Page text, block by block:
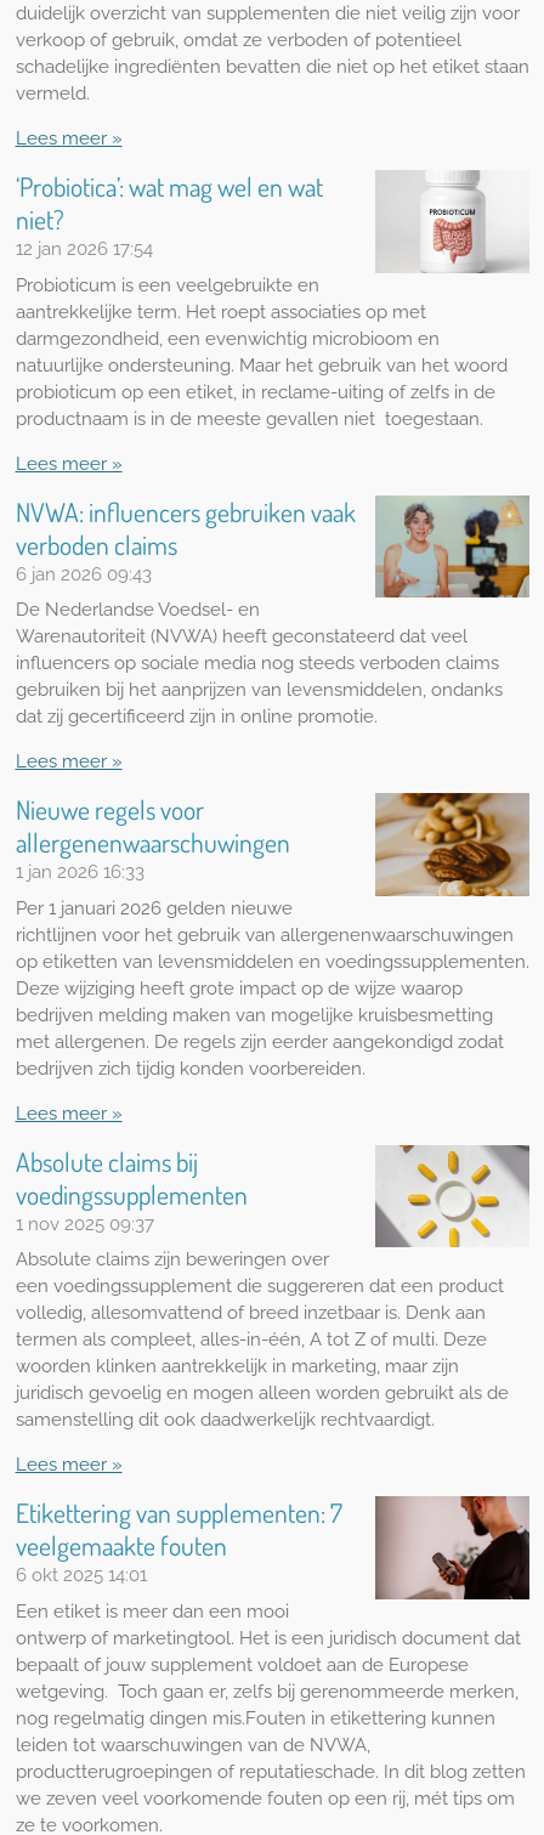
duidelijk overzicht van supplementen die niet veilig zijn voor
verkoop of gebruik, omdat ze verboden of potentieel
schadelijke ingrediënten bevatten die niet op het etiket staan
vermeld.
Lees meer »
‘Probiotica’: wat mag wel en wat
niet?
12 jan 2026 17:54
Probioticum is een veelgebruikte en
aantrekkelijke term. Het roept associaties op met
darmgezondheid, een evenwichtig microbioom en
natuurlijke ondersteuning. Maar het gebruik van het woord
probioticum op een etiket, in reclame-uiting of zelfs in de
productnaam is in de meeste gevallen niet toegestaan.
Lees meer »
NVWA: influencers gebruiken vaak
verboden claims
6 jan 2026 09:43
De Nederlandse Voedsel- en
Warenautoriteit (NVWA) heeft geconstateerd dat veel
influencers op sociale media nog steeds verboden claims
gebruiken bij het aanprijzen van levensmiddelen, ondanks
dat zij gecertificeerd zijn in online promotie.
Lees meer »
Nieuwe regels voor
allergenenwaarschuwingen
1 jan 2026 16:33
Per 1 januari 2026 gelden nieuwe
richtlijnen voor het gebruik van allergenenwaarschuwingen
op etiketten van levensmiddelen en voedingssupplementen.
Deze wijziging heeft grote impact op de wijze waarop
bedrijven melding maken van mogelijke kruisbesmetting
met allergenen. De regels zijn eerder aangekondigd zodat
bedrijven zich tijdig konden voorbereiden.
Lees meer »
Absolute claims bij
voedingssupplementen
1 nov 2025 09:37
Absolute claims zijn beweringen over
een voedingssupplement die suggereren dat een product
volledig, allesomvattend of breed inzetbaar is. Denk aan
termen als compleet, alles-in-één, A tot Z of multi. Deze
woorden klinken aantrekkelijk in marketing, maar zijn
juridisch gevoelig en mogen alleen worden gebruikt als de
samenstelling dit ook daadwerkelijk rechtvaardigt.
Lees meer »
Etikettering van supplementen: 7
veelgemaakte fouten
6 okt 2025 14:01
Een etiket is meer dan een mooi
ontwerp of marketingtool. Het is een juridisch document dat
bepaalt of jouw supplement voldoet aan de Europese
wetgeving. Toch gaan er, zelfs bij gerenommeerde merken,
nog regelmatig dingen mis.Fouten in etikettering kunnen
leiden tot waarschuwingen van de NVWA,
productterugroepingen of reputatieschade. In dit blog zetten
we zeven veel voorkomende fouten op een rij, mét tips om
ze te voorkomen.